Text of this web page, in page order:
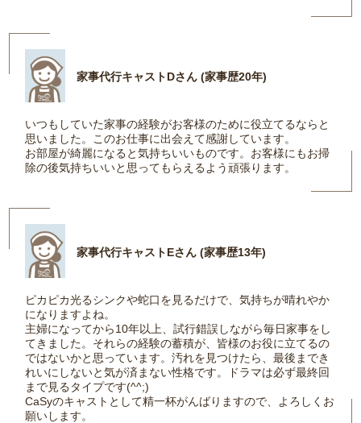
家事代行キャストDさん (家事歴20年)
いつもしていた家事の経験がお客様のために役立てるならと
思いました。このお仕事に出会えて感謝しています。
お部屋が綺麗になると気持ちいいものです。お客様にもお掃
除の後気持ちいいと思ってもらえるよう頑張ります。
家事代行キャストEさん (家事歴13年)
ピカピカ光るシンクや蛇口を見るだけで、気持ちが晴れやか
になりますよね。
主婦になってから10年以上、試行錯誤しながら毎日家事をし
てきました。それらの経験の蓄積が、皆様のお役に立てるの
ではないかと思っています。汚れを見つけたら、最後までき
れいにしないと気が済まない性格です。ドラマは必ず最終回
まで見るタイプです(^^;)
CaSyのキャストとして精一杯がんばりますので、よろしくお
願いします。